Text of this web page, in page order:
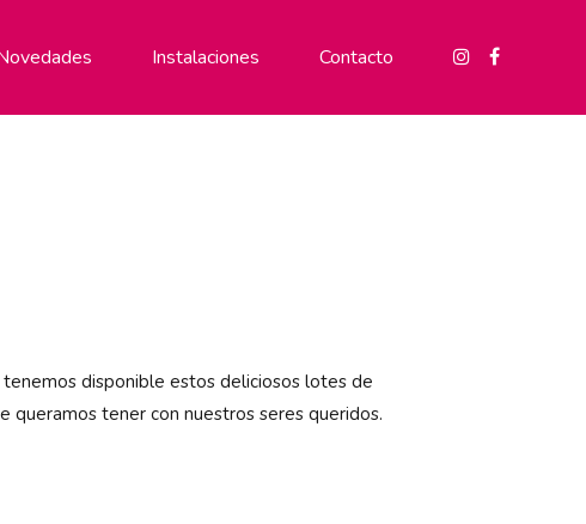
Instalaciones Contacto
tenemos disponible estos deliciosos lotes de
queramos tener con nuestros seres queridos.